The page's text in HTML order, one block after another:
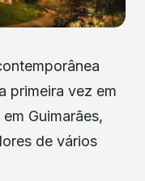
primeira vez em
Guimarães,
de vários